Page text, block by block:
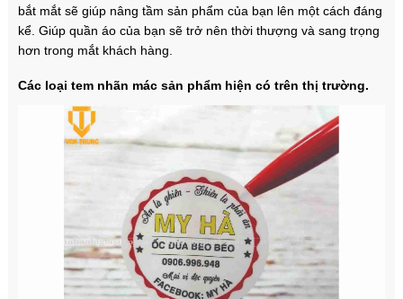
bắt mắt sẽ giúp nâng tầm sản phẩm của bạn lên một cách đáng
kể. Giúp quần áo của bạn sẽ trở nên thời thượng và sang trọng
hơn trong mắt khách hàng.
Các loại tem nhãn mác sản phẩm hiện có trên thị trường.